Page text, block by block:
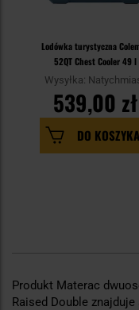
Lodówka turystyczna
52QT Chest Cooler 49 l
Wysyłka:
539,00 zł
DO KOSZYKA
Produkt Materac
Raised Double